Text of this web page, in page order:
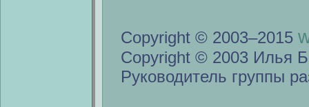
Copyright © 2003–2015
Copyright © 2003 Илья
Руководитель группы